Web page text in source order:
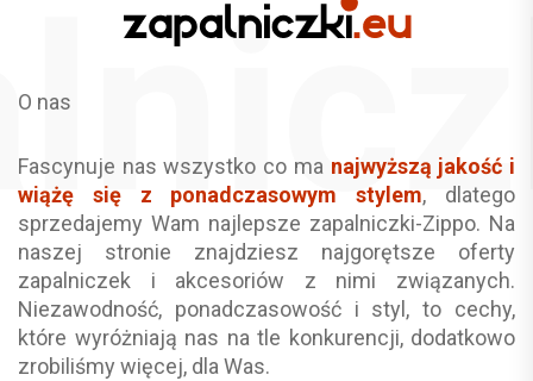
O nas
Fascynuje nas wszystko co ma najwyższą jakość i
wiążę się z ponadczasowym stylem, dlatego
sprzedajemy Wam najlepsze zapalniczki-Zippo. Na
naszej stronie znajdziesz najgorętsze oferty
zapalniczek i akcesoriów z nimi związanych.
Niezawodność, ponadczasowość i styl, to cechy,
które wyróżniają nas na tle konkurencji, dodatkowo
zrobiliśmy więcej, dla Was.